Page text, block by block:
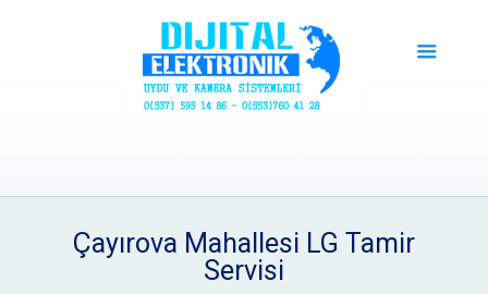
Çayırova Mahallesi LG Tamir
Servisi